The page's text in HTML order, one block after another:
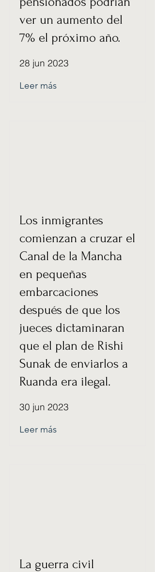
ver un aumento del
7% el próximo año.
28 jun 2023
Leer más
Los inmigrantes
comienzan a cruzar el
Canal de la Mancha
en pequeñas
embarcaciones
después de que los
jueces dictaminaran
que el plan de Rishi
Sunak de enviarlos a
Ruanda era ilegal.
30 jun 2023
Leer más
La guerra civil